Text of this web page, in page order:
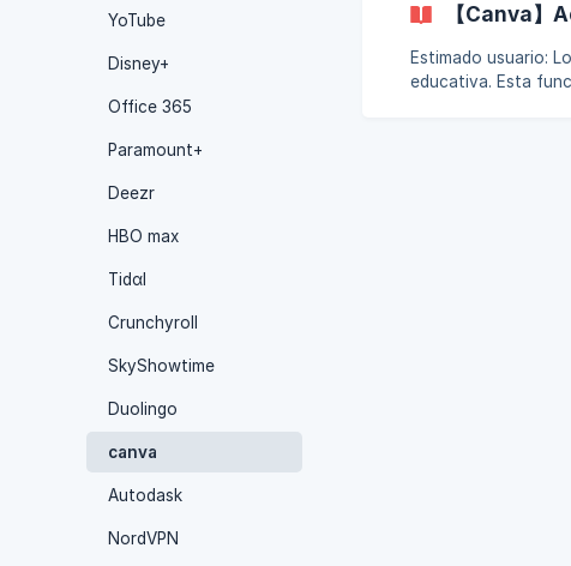
YoTube
Disney+
Office 365
Paramount+
Deezr
HBO max
Tidαl
Crunchyroll
SkyShowtime
Duolingo
canva
Autodask
NordVPN
【Canva
Estimado usuario: Lo sentimos mucho. Actualmente, nuestro producto Canva es una versión
educativa. Esta